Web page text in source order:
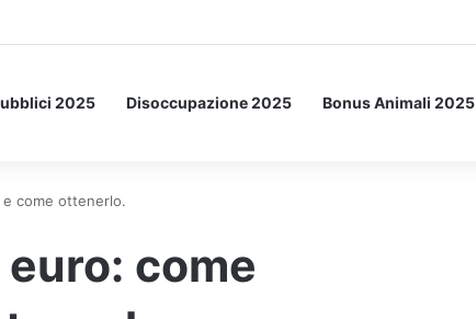
ecco l’esperimento spaziale.
2025 Disoccupazione 2025 Bonus Animali 2025
e come ottenerlo.
come